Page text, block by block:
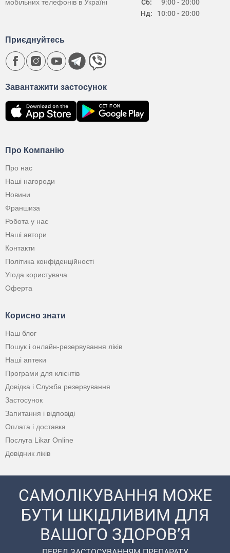
Сб:
Нд:
9:00 - 20:00
10:00 - 20:00
мобільних телефонів в Україні
Про Компанію
Про нас
Наші нагороди
Новини
Франшиза
Робота у нас
Наші автори
Контакти
Політика конфіденційності
Угода користувача
Оферта
Корисно знати
Наш блог
Пошук і онлайн-резервування ліків
Наші аптеки
Програми для клієнтів
Довідка і Служба резервування
Застосунок
Запитання і відповіді
Оплата і доставка
Послуга Likar Online
Довідник ліків
Завантажити застосунок
Приєднуйтесь
САМОЛІКУВАННЯ МОЖЕ
БУТИ ШКІДЛИВИМ ДЛЯ
ВАШОГО ЗДОРОВ’Я